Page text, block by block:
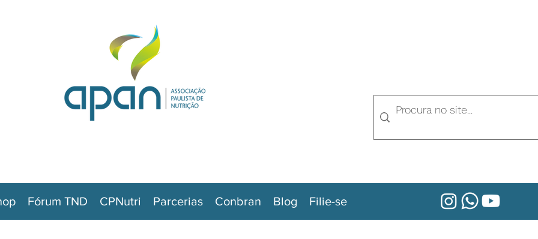
Fórum TND CPNutri Parcerias Conbran Blog Filie-se